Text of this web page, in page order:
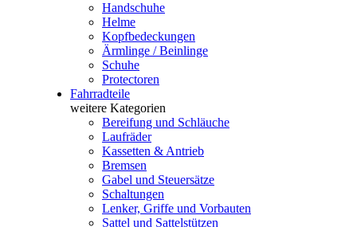
Handschuhe
Helme
Kopfbedeckungen
Ärmlinge / Beinlinge
Schuhe
Protectoren
Fahrradteile
weitere Kategorien
Bereifung und Schläuche
Laufräder
Kassetten & Antrieb
Bremsen
Gabel und Steuersätze
Schaltungen
Lenker, Griffe und Vorbauten
Sattel und Sattelstützen